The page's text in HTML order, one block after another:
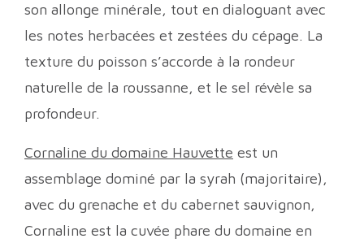
son allonge minérale, tout en dialoguant avec
les notes herbacées et zestées du cépage. La
texture du poisson s’accorde à la rondeur
naturelle de la roussanne, et le sel révèle sa
profondeur.
Cornaline du domaine Hauvette est un
assemblage dominé par la syrah (majoritaire),
avec du grenache et du cabernet sauvignon,
Cornaline est la cuvée phare du domaine en